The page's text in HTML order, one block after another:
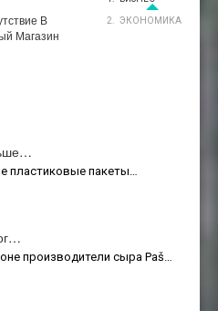
ЭКОНОМИКА
В
Магазин
пластиковые пакеты…
производители сыра Paš…